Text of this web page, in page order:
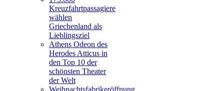
Kreuzfahrtpassagiere
wählen
Griechenland als
Lieblingsziel
Athens Odeon des
Herodes Atticus in
den Top 10 der
schönsten Theater
der Welt
Weihnachtsfabrikeröffnung